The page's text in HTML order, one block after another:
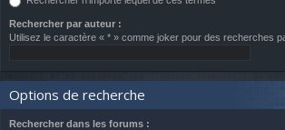
Rechercher par auteur :
Utilisez le caractère « * » comme joker pour des recherches
Options de recherche
Rechercher dans les forums :